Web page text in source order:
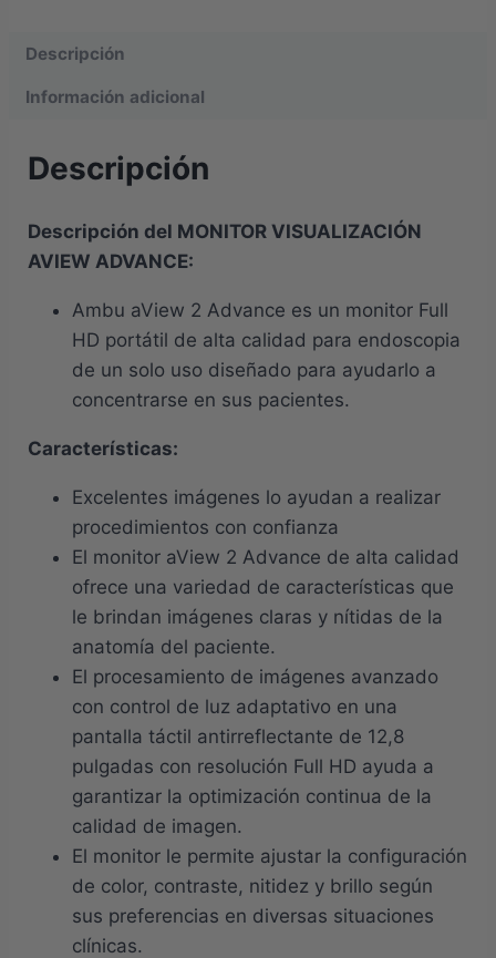
Descripción
Información adicional
Descripción
Descripción del MONITOR VISUALIZACIÓN
AVIEW ADVANCE:
Ambu aView 2 Advance es un monitor Full
HD portátil de alta calidad para endoscopia
de un solo uso diseñado para ayudarlo a
concentrarse en sus pacientes.
Características:
Excelentes imágenes lo ayudan a realizar
procedimientos con confianza
El monitor aView 2 Advance de alta calidad
ofrece una variedad de características que
le brindan imágenes claras y nítidas de la
anatomía del paciente.
El procesamiento de imágenes avanzado
con control de luz adaptativo en una
pantalla táctil antirreflectante de 12,8
pulgadas con resolución Full HD ayuda a
garantizar la optimización continua de la
calidad de imagen.
El monitor le permite ajustar la configuración
de color, contraste, nitidez y brillo según
sus preferencias en diversas situaciones
clínicas.